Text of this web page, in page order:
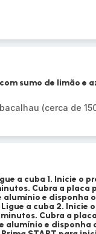
sumo de limão e
(cerca de
a cuba 1. Inicie o
Cubra a placa
alumínio e disponha
a cuba 2. Inicie o
minutos. Cubra a
alumínio e disponha